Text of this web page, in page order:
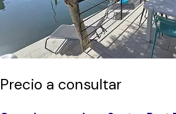
Precio a consultar